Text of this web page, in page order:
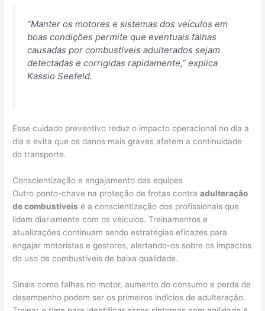
“Manter os motores e sistemas dos veículos em
boas condições permite que eventuais falhas
causadas por combustíveis adulterados sejam
detectadas e corrigidas rapidamente,” explica
Kassio Seefeld.
Esse cuidado preventivo reduz o impacto operacional no dia a
dia e evita que os danos mais graves afetem a continuidade
do transporte.
Conscientização e engajamento das equipes
Outro ponto-chave na proteção de frotas contraadulteração
de combustíveis é a conscientização dos profissionais que
lidam diariamente com os veículos. Treinamentos e
atualizações continuam sendo estratégias eficazes para
engajar motoristas e gestores, alertando-os sobre os impactos
do uso de combustíveis de baixa qualidade.
Sinais como falhas no motor, aumento do consumo e perda de
desempenho podem ser os primeiros indícios de adulteração.